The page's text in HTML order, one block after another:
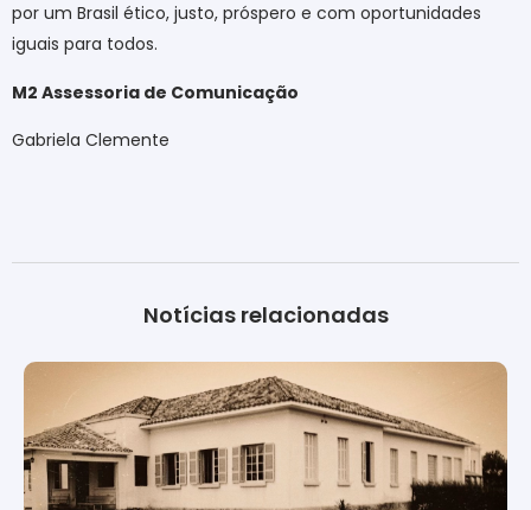
por um Brasil ético, justo, próspero e com oportunidades
iguais para todos.
M2 Assessoria de Comunicação
Gabriela Clemente
Notícias relacionadas